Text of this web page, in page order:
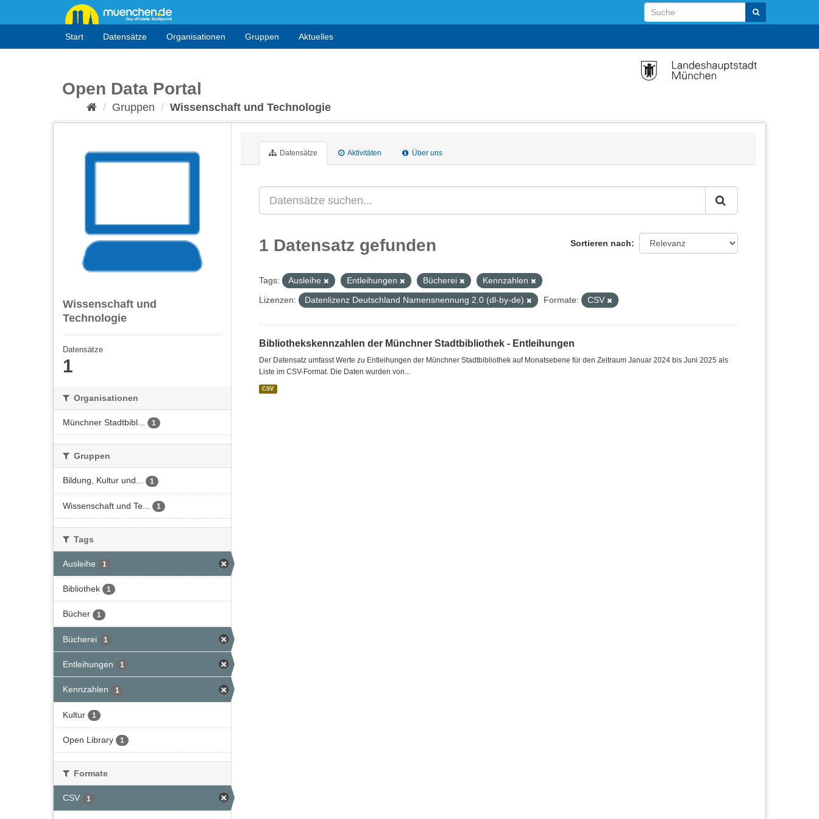
Start Datensätze Organisationen Gruppen Aktuelles
Open Data Portal
Gruppen Wissenschaft und Technologie
Wissenschaft und
Technologie
Datensätze
1
Organisationen
Münchner Stadtbibl... 1
Gruppen
Bildung, Kultur und... 1
Wissenschaft und Te... 1
Tags
Ausleihe 1
Bibliothek 1
Bücher 1
Bücherei 1
Entleihungen 1
Kennzahlen 1
Kultur 1
Open Library 1
Formate
CSV 1
Datensätze Aktivitäten Über uns
Sortieren nach
1 Datensatz gefunden
Tags: Ausleihe Entleihungen Bücherei
Kennzahlen
Lizenzen:
Datenlizenz Deutschland Namensnennung 2.0 (dl-by-de) Formate: CSV
Bibliothekskennzahlen der Münchner Stadtbibliothek - Entleihungen
Der Datensatz umfasst Werte zu Entleihungen der Münchner Stadtbibliothek auf Monatsebene für den Zeitraum Januar 2024 bis Juni 2025 als
Liste im CSV-Format. Die Daten wurden von...
CSV